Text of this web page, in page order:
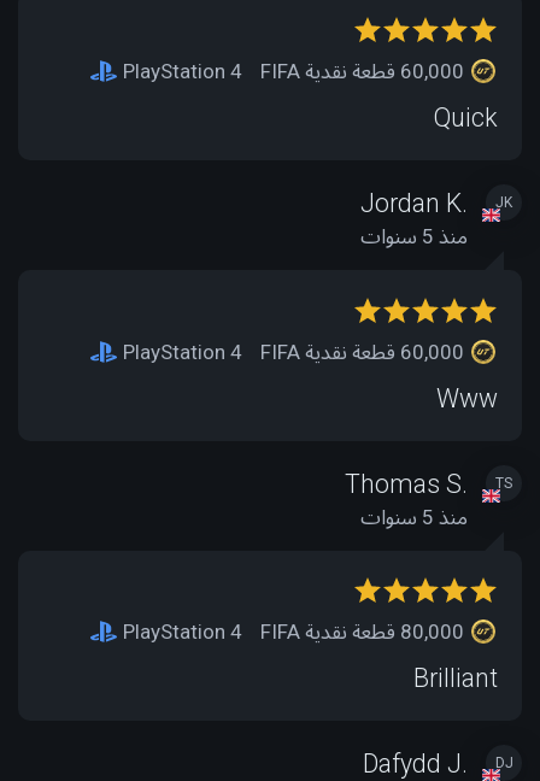
PlayStation 4
Quick
JK
Jordan K.
منذ 5 سنوات
PlayStation 4
Www
TS
Thomas S.
منذ 5 سنوات
PlayStation 4
Brilliant
DJ
Dafydd J.